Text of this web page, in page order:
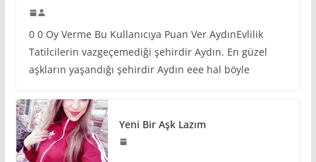
0 0 Oy Verme Bu Kullanıcıya Puan Ver AydınEvlilik
Tatilcilerin vazgeçemediği şehirdir Aydın. En güzel
aşkların yaşandığı şehirdir Aydın eee hal böyle
Yeni Bir Aşk Lazım